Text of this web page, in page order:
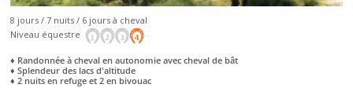
8 jours / 7 nuits / 6 jours à cheval
Niveau équestre
♦ Randonnée à cheval en autonomie avec cheval de bât
♦ Splendeur des lacs d'altitude
♦ 2 nuits en refuge et 2 en bivouac